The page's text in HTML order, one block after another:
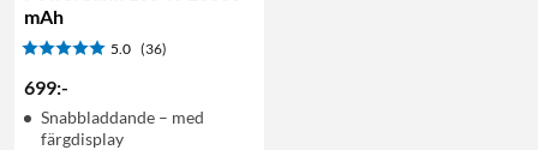
mAh
5.0 (36)
699:-
Snabbladdande – med
färgdisplay